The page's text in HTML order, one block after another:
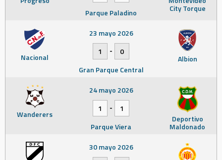
City Torque
Parque Paladino
Nacional Albion
23 mayo 2026
1
-
0
Gran Parque Central
Wanderers Deportivo
Maldonado
24 mayo 2026
1
-
1
Parque Viera
30 mayo 2026